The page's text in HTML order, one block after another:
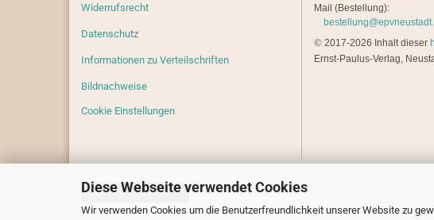
Diese Webseite verwendet Cookies
Wir verwenden Cookies um die Benutzerfreundlichkeit unserer Website zu
Widerrufsrecht
Datenschutz
Informationen zu Verteilschriften
Bildnachweise
Cookie Einstellungen
Mail (Bestellung):
© 2017-2026 Inhalt dieser
Ernst-Paulus-Verlag,
Vertrag widerrufen